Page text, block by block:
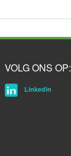
VOLG ONS OP:
Linkedin